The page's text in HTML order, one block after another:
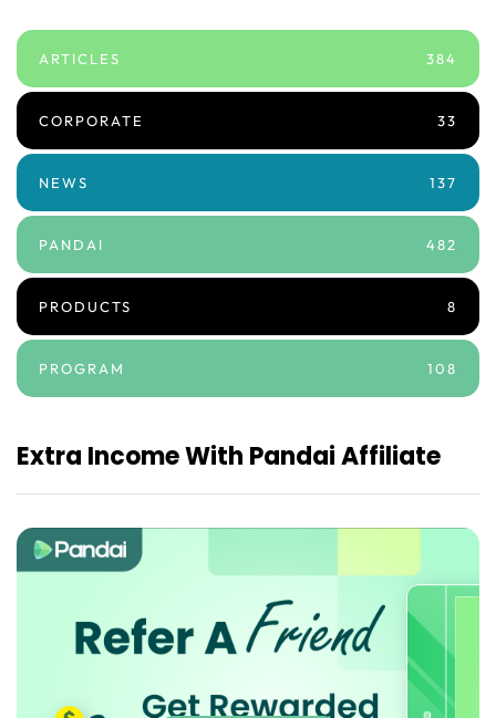
ARTICLES 384
CORPORATE 33
NEWS 137
PANDAI 482
PRODUCTS 8
PROGRAM 108
Extra Income With Pandai Affiliate